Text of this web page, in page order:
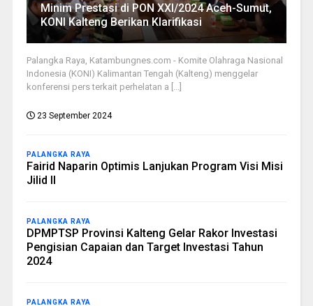
Minim Prestasi di PON XXI/2024 Aceh-Sumut,
KONI Kalteng Berikan Klarifikasi
Palangka Raya, Katambungnes.com - Komite Olahraga Nasional
Indonesia (KONI) Kalimantan Tengah (Kalteng) menggelar
konferensi pers terkait perhelatan a [...]
23 September 2024
PALANGKA RAYA
Fairid Naparin Optimis Lanjukan Program Visi Misi
Jilid II
PALANGKA RAYA
DPMPTSP Provinsi Kalteng Gelar Rakor Investasi
Pengisian Capaian dan Target Investasi Tahun
2024
PALANGKA RAYA